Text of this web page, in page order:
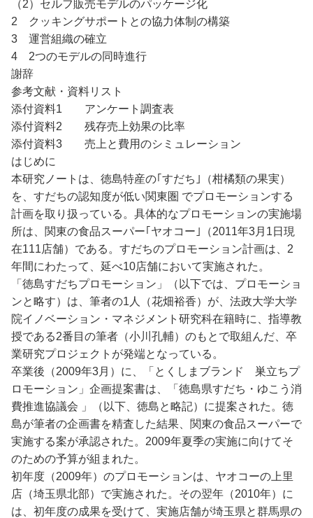
（2）セルフ販売モデルのパッケージ化
2 クッキングサポートとの協力体制の構築
3 運営組織の確立
4 2つのモデルの同時進行
謝辞
参考文献・資料リスト
添付資料1 アンケート調査表
添付資料2 残存売上効果の比率
添付資料3 売上と費用のシミュレーション
はじめに
本研究ノートは、徳島特産の｢すだち｣（柑橘類の果実）
を、すだちの認知度が低い関東圏 でプロモーションする
計画を取り扱っている。具体的なプロモーションの実施場
所は、関東の食品スーパー｢ヤオコー｣（2011年3月1日現
在111店舗）である。すだちのプロモーション計画は、2
年間にわたって、延べ10店舗において実施された。
「徳島すだちプロモーション」（以下では、プロモーショ
ンと略す）は、筆者の1人（花畑裕香）が、法政大学大学
院イノベーション・マネジメント研究科在籍時に、指導教
授である2番目の筆者（小川孔輔）のもとで取組んだ、卒
業研究プロジェクトが発端となっている。
卒業後（2009年3月）に、「とくしまブランド 巣立ちプ
ロモーション」企画提案書は、「徳島県すだち・ゆこう消
費推進協議会 」（以下、徳島と略記）に提案された。徳
島が筆者の企画書を精査した結果、関東の食品スーパーで
実施する案が承認された。2009年夏季の実施に向けてそ
のための予算が組まれた。
初年度（2009年）のプロモーションは、ヤオコーの上里
店（埼玉県北部）で実施された。その翌年（2010年）に
は、初年度の成果を受けて、実施店舗が埼玉県と群馬県の